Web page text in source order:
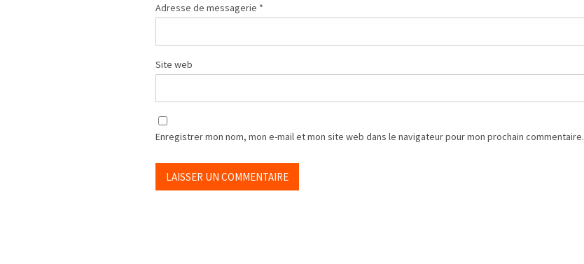
Adresse de messagerie *
Site web
Enregistrer mon nom, mon e-mail et mon site web dans le navigateur pour mon prochain commentaire.